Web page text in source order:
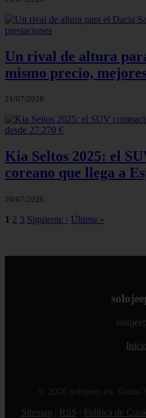
Un rival de altura
mismo precio,
21/07/2026
Kia Seltos 2025: el
coreano que llega a
20/07/2026
1 2 3 Siguiente › Última »
© 2026 solojeep.es. Todos
Sitemap
RSS Política de